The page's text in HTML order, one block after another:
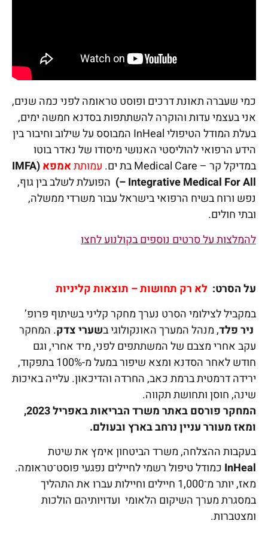
כמי שעברה תאונת דרכים ופוסט טראומה לפני כמה שנים,
אני בעצמי עדות והוקרה להשתתפות בסדנא חמשה ימים,
בעלת המודל הטיפולי InHeal המבוסס על שילוב וחיבור בין
הידע הרפואי להוליסטי האנושי מיסודו של נאדר בוטו
במדיקל קר – Medical Care בת ים.
עמותתאמפא (IMFA
– Integrative Medical For All) הפועלת לשלב בין גוף,
נפש ורוח בשיח הרפואי בישראל עבור משרדי ממשלה,
ובתי חולים.
להמלצות על סרטים נוספים בקולנוע לחצו
על הסרט: לא רק תחושות – תוצאות קליניות
במקביל לצילומי הסרט נערך מחקר קליני בשיתוף פרופ’
ניר פלד, מנהל המערך האונקולוגי בשערי צדק. המחקר
עקב אחרי מצבם של המשתתפים לפני, מיד אחרי, וגם
חודש לאחר הסדנא ומצא שיפור במעל מ-100% בתפקוד,
ירידה דרמטית ברמת כאב, החרדה והדיכאון. עלייה באיכות
שינה, חוסן ותחושת תקווה.
המחקר פורסם באתר משרד הבריאות באפריל 2023,
ומאז מעורר עניין נרחב בארץ ובעולם.
בעקבות ההצלחה, משרד הביטחון אימץ את שיטת
InHeal כמודל טיפול רשמי לחיילים נפגעי פוסט־טראומה.
מאז, יותר מ־1,000 חיילים וחיילות עברו את התהליך
במסגרת מערך השיקום הלאומי ועדויותיהם הולכות
ומצטברות.